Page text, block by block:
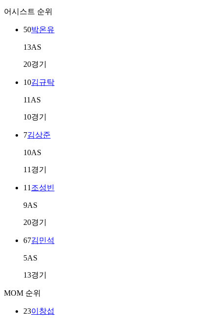
어시스트 순위
50박온유
13AS
20경기
10김규탁
11AS
10경기
7김상준
10AS
11경기
11 조성빈
9AS
20경기
67김민석
5AS
13경기
MOM 순위
23이창섭